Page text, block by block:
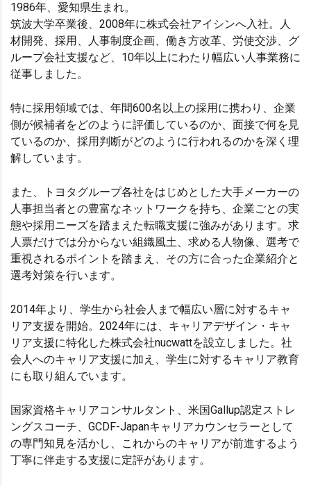
1986年、愛知県生まれ。
筑波大学卒業後、2008年に株式会社アイシンへ入社。人
材開発、採用、人事制度企画、働き方改革、労使交渉、グ
ループ会社支援など、10年以上にわたり幅広い人事業務に
従事しました。
特に採用領域では、年間600名以上の採用に携わり、企業
側が候補者をどのように評価しているのか、面接で何を見
ているのか、採用判断がどのように行われるのかを深く理
解しています。
また、トヨタグループ各社をはじめとした大手メーカーの
人事担当者との豊富なネットワークを持ち、企業ごとの実
態や採用ニーズを踏まえた転職支援に強みがあります。求
人票だけでは分からない組織風土、求める人物像、選考で
重視されるポイントを踏まえ、その方に合った企業紹介と
選考対策を行います。
2014年より、学生から社会人まで幅広い層に対するキャ
リア支援を開始。2024年には、キャリアデザイン・キャ
リア支援に特化した株式会社nucwattを設立しました。社
会人へのキャリア支援に加え、学生に対するキャリア教育
にも取り組んでいます。
国家資格キャリアコンサルタント、米国Gallup認定ストレ
ングスコーチ、GCDF-Japanキャリアカウンセラーとして
の専門知見を活かし、これからのキャリアが前進するよう
丁寧に伴走する支援に定評があります。